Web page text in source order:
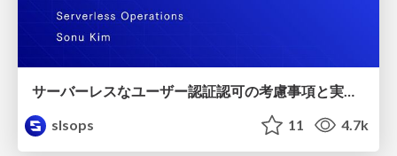
slsops
11 4.7k